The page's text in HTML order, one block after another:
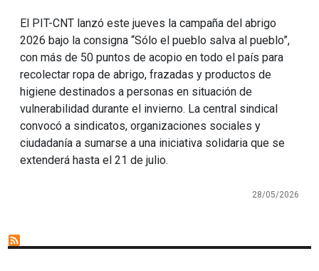
El PIT-CNT lanzó este jueves la campaña del abrigo
2026 bajo la consigna “Sólo el pueblo salva al pueblo”,
con más de 50 puntos de acopio en todo el país para
recolectar ropa de abrigo, frazadas y productos de
higiene destinados a personas en situación de
vulnerabilidad durante el invierno. La central sindical
convocó a sindicatos, organizaciones sociales y
ciudadanía a sumarse a una iniciativa solidaria que se
extenderá hasta el 21 de julio.
28/05/2026